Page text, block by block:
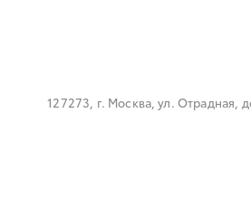
127273, г. Москва, ул. Отрадная,